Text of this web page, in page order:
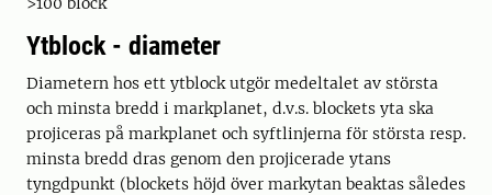
Ytblock - diameter
Diametern hos ett ytblock utgör medeltalet av största
och minsta bredd i markplanet, d.v.s. blockets yta ska
projiceras på markplanet och syftlinjerna för största resp.
minsta bredd dras genom den projicerade ytans
tyngdpunkt (blockets höjd över markytan beaktas således